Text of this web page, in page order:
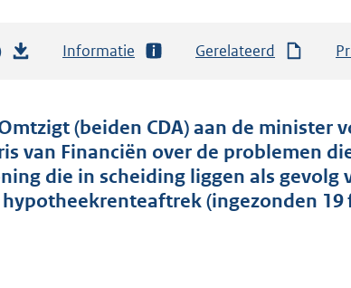
t
a
n
d
Informatie Gerelateerd
(beiden CDA) aan de minister
van Financiën over de problemen
die in scheiding liggen als gevolg
(ingezonden 19